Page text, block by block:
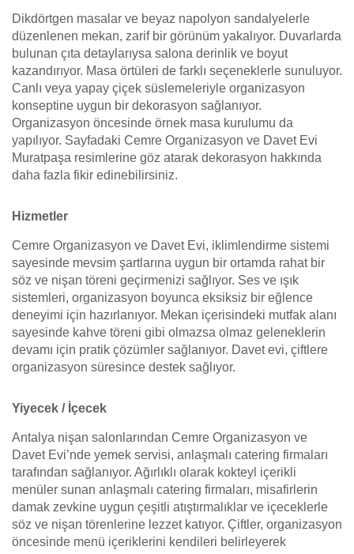
Dikdörtgen masalar ve beyaz napolyon sandalyelerle
düzenlenen mekan, zarif bir görünüm yakalıyor. Duvarlarda
bulunan çıta detaylarıysa salona derinlik ve boyut
kazandırıyor. Masa örtüleri de farklı seçeneklerle sunuluyor.
Canlı veya yapay çiçek süslemeleriyle organizasyon
konseptine uygun bir dekorasyon sağlanıyor.
Organizasyon öncesinde örnek masa kurulumu da
yapılıyor. Sayfadaki Cemre Organizasyon ve Davet Evi
Muratpaşa resimlerine göz atarak dekorasyon hakkında
daha fazla fikir edinebilirsiniz.
Hizmetler
Cemre Organizasyon ve Davet Evi, iklimlendirme sistemi
sayesinde mevsim şartlarına uygun bir ortamda rahat bir
söz ve nişan töreni geçirmenizi sağlıyor. Ses ve ışık
sistemleri, organizasyon boyunca eksiksiz bir eğlence
deneyimi için hazırlanıyor. Mekan içerisindeki mutfak alanı
sayesinde kahve töreni gibi olmazsa olmaz geleneklerin
devamı için pratik çözümler sağlanıyor. Davet evi, çiftlere
organizasyon süresince destek sağlıyor.
Yiyecek / İçecek
Antalya nişan salonlarından Cemre Organizasyon ve
Davet Evi’nde yemek servisi, anlaşmalı catering firmaları
tarafından sağlanıyor. Ağırlıklı olarak kokteyl içerikli
menüler sunan anlaşmalı catering firmaları, misafirlerin
damak zevkine uygun çeşitli atıştırmalıklar ve içeceklerle
söz ve nişan törenlerine lezzet katıyor. Çiftler, organizasyon
öncesinde menü içeriklerini kendileri belirleyerek